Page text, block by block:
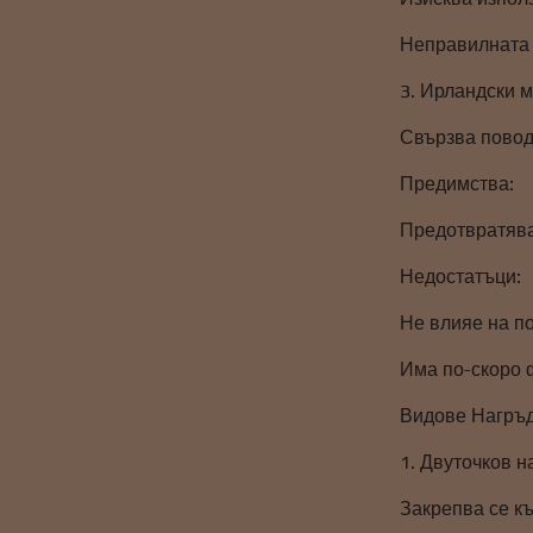
3. Ирландски
Свързва
Предимства:
Недостатъци:
Не влияе на
Има по-скоро
Видове
1. Двуточков
Закрепва се